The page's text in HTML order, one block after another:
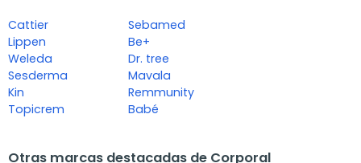
Cattier
Lippen
Weleda
Sesderma
Kin
Topicrem
Sebamed
Be+
Dr. tree
Mavala
Remmunity
Babé
Otras marcas destacadas de Corporal